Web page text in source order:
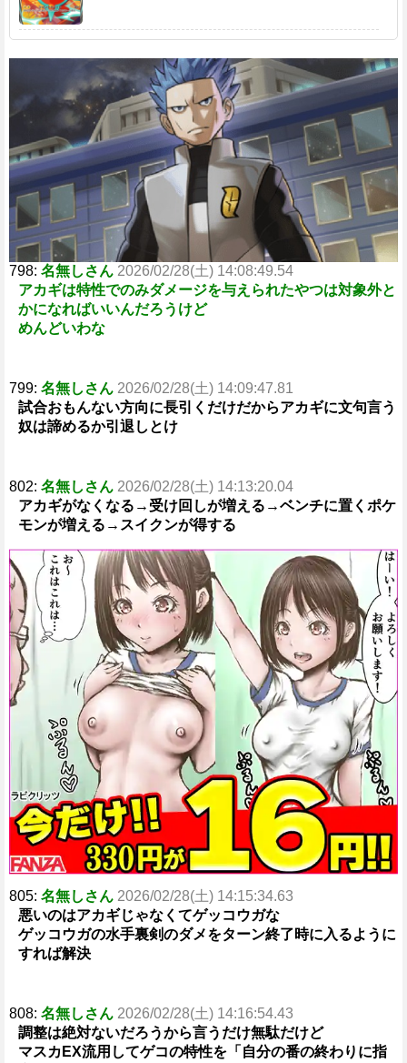
798: 名無しさん 2026/02/28(土) 14:08:49.54
アカギは特性でのみダメージを与えられたやつは対象外と
かになればいいんだろうけど
めんどいわな
799: 名無しさん 2026/02/28(土) 14:09:47.81
試合おもんない方向に長引くだけだからアカギに文句言う
奴は諦めるか引退しとけ
802: 名無しさん 2026/02/28(土) 14:13:20.04
アカギがなくなる→受け回しが増える→ベンチに置くポケ
モンが増える→スイクンが得する
805: 名無しさん 2026/02/28(土) 14:15:34.63
悪いのはアカギじゃなくてゲッコウガな
ゲッコウガの水手裏剣のダメをターン終了時に入るように
すれば解決
808: 名無しさん 2026/02/28(土) 14:16:54.43
調整は絶対ないだろうから言うだけ無駄だけど
マスカEX流用してゲコの特性を「自分の番の終わりに指